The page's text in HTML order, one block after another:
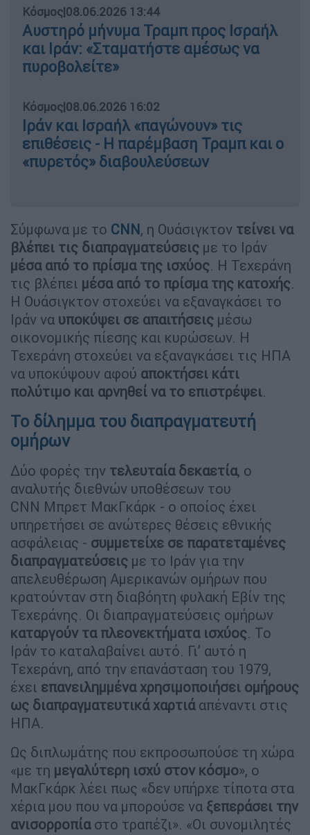
Κόσμος|08.06.2026 13:44
Αυστηρό μήνυμα Τραμπ προς Ισραήλ
και Ιράν: «Σταματήστε αμέσως να
πυροβολείτε»
Κόσμος|08.06.2026 16:02
Ιράν και Ισραήλ «παγώνουν» τις
επιθέσεις - Η παρέμβαση Τραμπ και ο
«πυρετός» διαβουλεύσεων
Σύμφωνα με το CNN, η Ουάσιγκτον τείνει να
βλέπει τις διαπραγματεύσεις με το Ιράν
μέσα από το πρίσμα της ισχύος. Η Τεχεράνη
τις βλέπει μέσα από το πρίσμα της κατοχής.
Η Ουάσιγκτον στοχεύει να εξαναγκάσει το
Ιράν να υποκύψει σε απαιτήσεις μέσω
οικονομικής πίεσης και κυρώσεων. Η
Τεχεράνη στοχεύει να εξαναγκάσει τις ΗΠΑ
να υποκύψουν αφού αποκτήσει κάτι
πολύτιμο και αρνηθεί να το επιστρέψει.
Το δίλημμα του διαπραγματευτή
ομήρων
Δύο φορές την τελευταία δεκαετία, ο
αναλυτής διεθνών υποθέσεων του
CNN Μπρετ ΜακΓκάρκ - ο οποίος έχει
υπηρετήσει σε ανώτερες θέσεις εθνικής
ασφάλειας - συμμετείχε σε παρατεταμένες
διαπραγματεύσεις με το Ιράν για την
απελευθέρωση Αμερικανών ομήρων που
κρατούνταν στη διαβόητη φυλακή Εβίν της
Τεχεράνης. Οι διαπραγματεύσεις ομήρων
καταργούν τα πλεονεκτήματα ισχύος. Το
Ιράν το καταλαβαίνει αυτό. Γι’ αυτό η
Τεχεράνη, από την επανάσταση του 1979,
έχει επανειλημμένα χρησιμοποιήσει ομήρους
ως διαπραγματευτικά χαρτιάαπέναντι στις
ΗΠΑ.
Ως διπλωμάτης που εκπροσωπούσε τη χώρα
«με τη μεγαλύτερη ισχύ στον κόσμο», ο
ΜακΓκάρκ λέει πως «δεν υπήρχε τίποτα στα
χέρια μου που να μπορούσε να ξεπεράσει την
ανισορροπίαστο τραπέζι». «Οι συνομιλητές